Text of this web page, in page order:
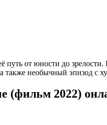
путь от юности до
необычный эпизод с
(фильм 2022)